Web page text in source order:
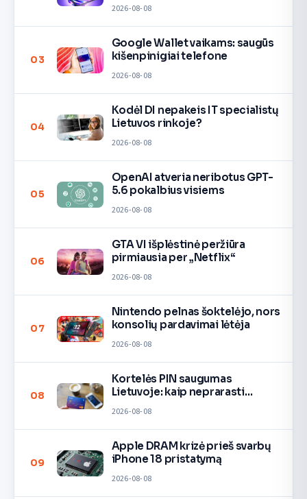
2026-08-08
03
Google Wallet vaikams: saugūs
kišenpinigiai telefone
2026-08-08
04
Kodėl DI nepakeis IT specialistų
Lietuvos rinkoje?
2026-08-08
05
OpenAI atveria neribotus GPT-
5.6 pokalbius visiems
2026-08-08
06
GTA VI išplėstinė peržiūra
pirmiausia per „Netflix“
2026-08-08
07
Nintendo pelnas šoktelėjo, nors
konsolių pardavimai lėtėja
2026-08-08
08
Kortelės PIN saugumas
Lietuvoje: kaip neprarasti
2026-08-08
09
Apple DRAM krizė prieš svarbų
iPhone 18 pristatymą
2026-08-08